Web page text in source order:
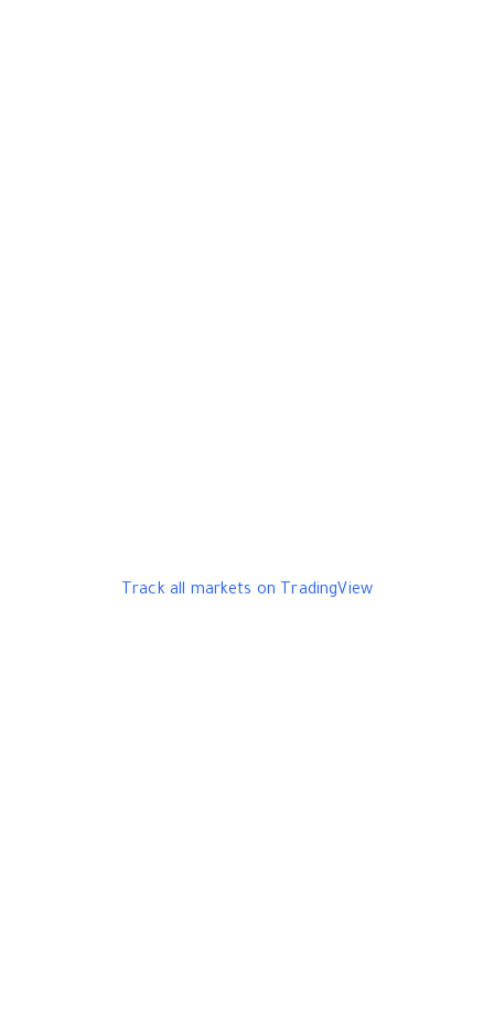
Track all markets on TradingView